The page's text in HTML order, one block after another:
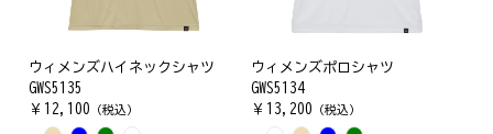
ウィメンズハイネックシャツ
GWS5135
￥ 12,100 （税込）
ウィメンズポロシャツ
GWS5134
￥ 13,200 （税込）